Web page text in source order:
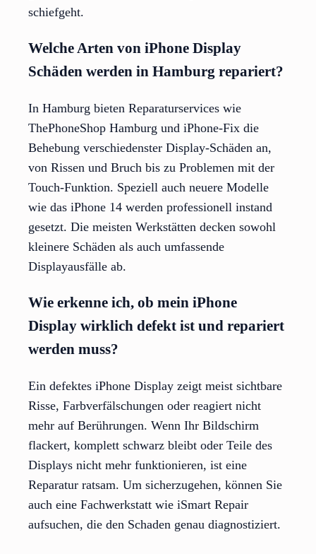
schiefgeht.
Welche Arten von iPhone Display
Schäden werden in Hamburg repariert?
In Hamburg bieten Reparaturservices wie
ThePhoneShop Hamburg und iPhone-Fix die
Behebung verschiedenster Display-Schäden an,
von Rissen und Bruch bis zu Problemen mit der
Touch-Funktion. Speziell auch neuere Modelle
wie das iPhone 14 werden professionell instand
gesetzt. Die meisten Werkstätten decken sowohl
kleinere Schäden als auch umfassende
Displayausfälle ab.
Wie erkenne ich, ob mein iPhone
Display wirklich defekt ist und repariert
werden muss?
Ein defektes iPhone Display zeigt meist sichtbare
Risse, Farbverfälschungen oder reagiert nicht
mehr auf Berührungen. Wenn Ihr Bildschirm
flackert, komplett schwarz bleibt oder Teile des
Displays nicht mehr funktionieren, ist eine
Reparatur ratsam. Um sicherzugehen, können Sie
auch eine Fachwerkstatt wie iSmart Repair
aufsuchen, die den Schaden genau diagnostiziert.